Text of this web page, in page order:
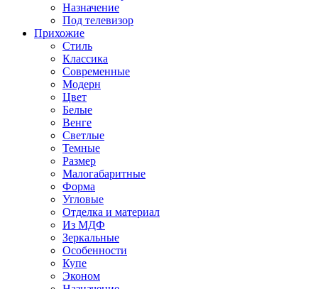
Назначение
Под телевизор
Прихожие
Стиль
Классика
Современные
Модерн
Цвет
Белые
Венге
Светлые
Темные
Размер
Малогабаритные
Форма
Угловые
Отделка и материал
Из МДФ
Зеркальные
Особенности
Купе
Эконом